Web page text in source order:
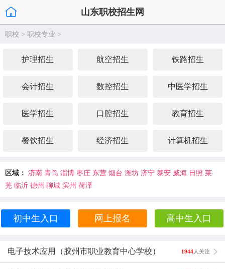
山东职校招生网
职校 > 职校专业 >
护理招生 航空招生 铁路招生
会计招生 数控招生 中医学招生
医学招生 口腔招生 教育招生
餐饮招生 经济招生 计算机招生
区域： 济南 青岛 淄博 枣庄 东营 烟台 潍坊 济宁 泰安 威海 日照 莱
芜 临沂 德州 聊城 滨州 荷泽
初中生入口 网上报名 高中生入口
电子技术应用（胶州市职业教育中心学校） 1944 人关注